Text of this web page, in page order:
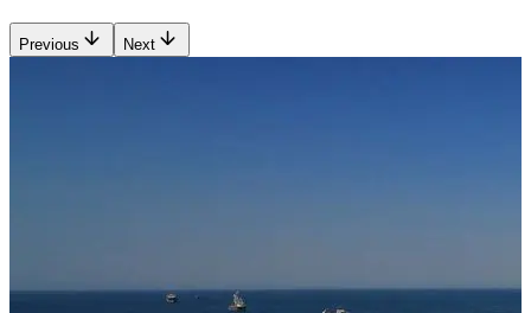
Previous Next